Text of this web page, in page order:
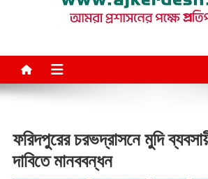
ফরিদপুরের চরভদ্রাসনে মুদি
দাবিতে মানববন্ধন